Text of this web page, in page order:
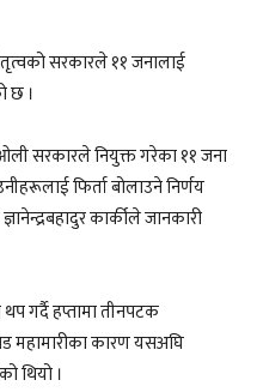
सरकारले ११ जनालाई
छ ।
सरकारले नियुक्त गरेका ११ जना
फिर्ता बोलाउने निर्णय
कार्कीले जानकारी
गर्दै हप्तामा तीनपटक
महामारीका कारण यसअघि
थियो ।